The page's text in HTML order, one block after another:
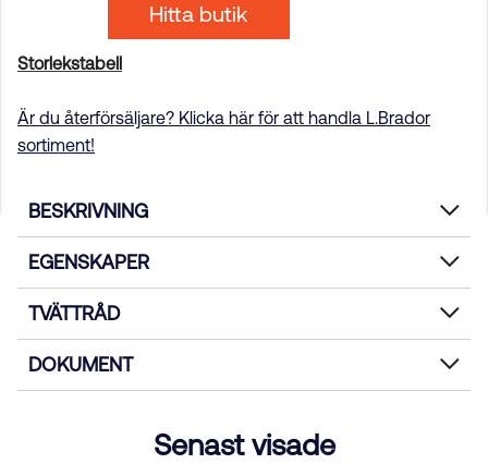
Hitta butik
Storlekstabell
Är du återförsäljare? Klicka här för att handla L.Brador
sortiment!
BESKRIVNING
EGENSKAPER
TVÄTTRÅD
DOKUMENT
Senast visade